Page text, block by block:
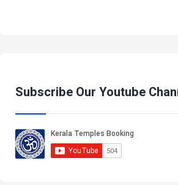
Subscribe Our Youtube